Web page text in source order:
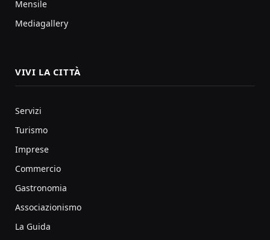
Mensile
Mediagallery
VIVI LA CITTÀ
Servizi
Turismo
Imprese
Commercio
Gastronomia
Associazionismo
La Guida